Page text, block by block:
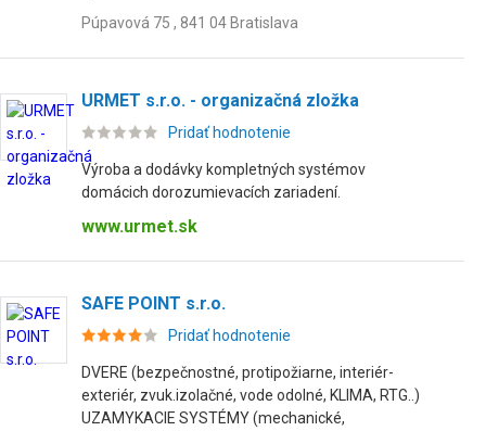
Púpavová 75 , 841 04 Bratislava
URMET s.r.o. - organizačná zložka
Pridať hodnotenie
Výroba a dodávky kompletných systémov
domácich dorozumievacích zariadení.
www.urmet.sk
SAFE POINT s.r.o.
Pridať hodnotenie
DVERE (bezpečnostné, protipožiarne, interiér-
exteriér, zvuk.izolačné, vode odolné, KLIMA, RTG..)
UZAMYKACIE SYSTÉMY (mechanické,